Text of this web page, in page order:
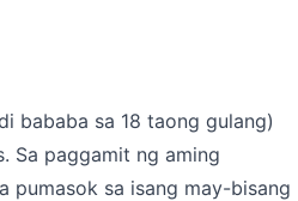
bababa sa 18 taong gulang)
Sa paggamit ng aming
pumasok sa isang may-bisang